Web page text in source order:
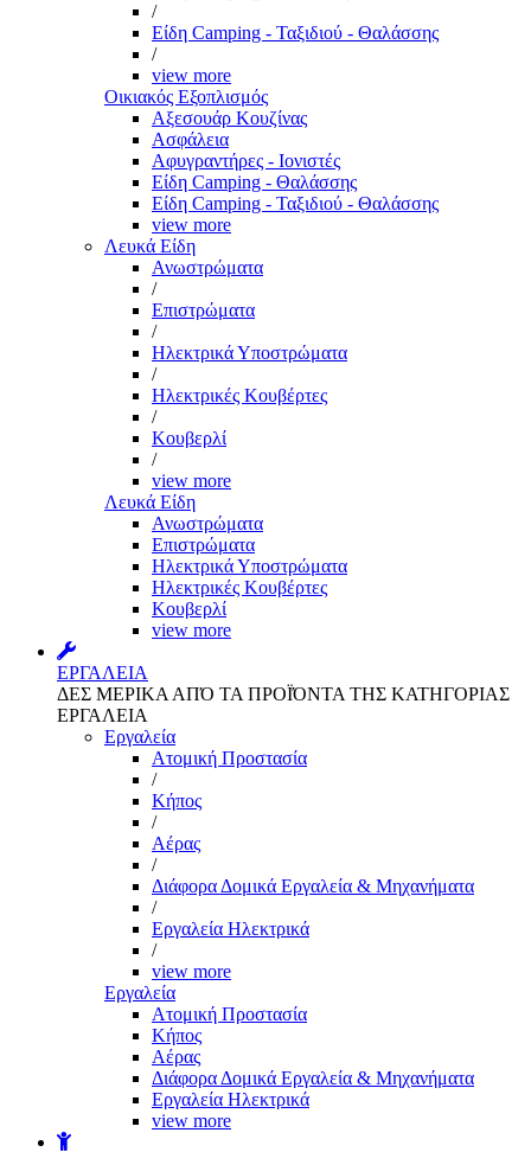
/
Είδη Camping - Ταξιδιού - Θαλάσσης
/
view more
Οικιακός Εξοπλισμός
Αξεσουάρ Κουζίνας
Ασφάλεια
Αφυγραντήρες - Ιονιστές
Είδη Camping - Θαλάσσης
Είδη Camping - Ταξιδιού - Θαλάσσης
view more
Λευκά Είδη
Ανωστρώματα
/
Επιστρώματα
/
Ηλεκτρικά Υποστρώματα
/
Ηλεκτρικές Κουβέρτες
/
Κουβερλί
/
view more
Λευκά Είδη
Ανωστρώματα
Επιστρώματα
Ηλεκτρικά Υποστρώματα
Ηλεκτρικές Κουβέρτες
Κουβερλί
view more
ΕΡΓΑΛΕΙΑ
ΔΕΣ ΜΕΡΙΚΑ ΑΠΌ ΤΑ ΠΡΟΪΌΝΤΑ ΤΗΣ ΚΑΤΗΓΟΡΙΑΣ
ΕΡΓΑΛΕΙΑ
Εργαλεία
Aτομική Προστασία
/
Kήπος
/
Αέρας
/
Διάφορα Δομικά Εργαλεία & Μηχανήματα
/
Εργαλεία Ηλεκτρικά
/
view more
Εργαλεία
Aτομική Προστασία
Kήπος
Αέρας
Διάφορα Δομικά Εργαλεία & Μηχανήματα
Εργαλεία Ηλεκτρικά
view more